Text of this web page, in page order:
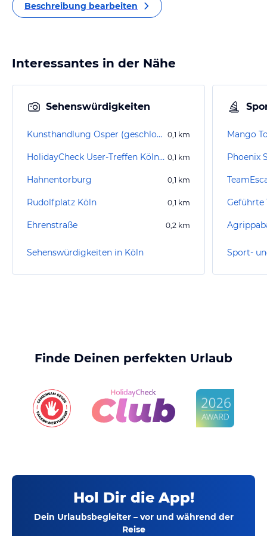
Beschreibung bearbeiten
Interessantes in der Nähe
Sehenswürdigkeiten
Kunsthandlung Osper (geschlossen) 0,1 km
HolidayCheck User-Treffen Köln 2006 0,1 km
Hahnentorburg 0,1 km
Rudolfplatz Köln 0,1 km
Ehrenstraße 0,2 km
Sehenswürdigkeiten in Köln
Mango
Phoenix
Sport-
Finde Deinen perfekten Urlaub
Hol Dir die App!
Dein Urlaubsbegleiter – vor und während der
Reise